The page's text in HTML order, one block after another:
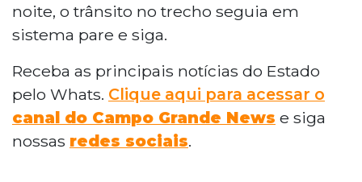
noite, o trânsito no trecho seguia em
sistema pare e siga.
Receba as principais notícias do Estado
pelo Whats. Clique aqui para acessar o
canal do Campo Grande News e siga
nossas redes sociais.